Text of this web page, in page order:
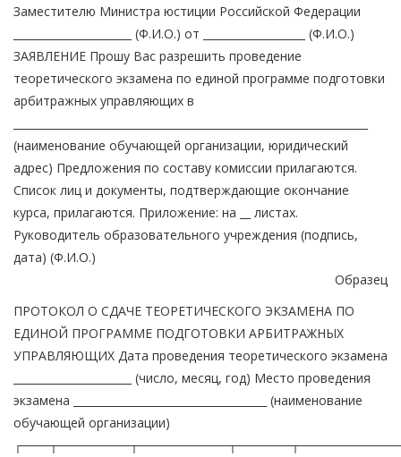
Заместителю Министра юстиции Российской Федерации
______________________ (Ф.И.О.) от ___________________ (Ф.И.О.)
ЗАЯВЛЕНИЕ Прошу Вас разрешить проведение
теоретического экзамена по единой программе подготовки
арбитражных управляющих в
(наименование обучающей организации, юридический
адрес) Предложения по составу комиссии прилагаются.
Список лиц и документы, подтверждающие окончание
курса, прилагаются. Приложение: на __ листах.
Руководитель образовательного учреждения (подпись,
дата) (Ф.И.О.)
Образец
ПРОТОКОЛ О СДАЧЕ ТЕОРЕТИЧЕСКОГО ЭКЗАМЕНА ПО
ЕДИНОЙ ПРОГРАММЕ ПОДГОТОВКИ АРБИТРАЖНЫХ
УПРАВЛЯЮЩИХ Дата проведения теоретического экзамена
______________________ (число, месяц, год) Место проведения
экзамена ____________________________________ (наименование
обучающей организации)